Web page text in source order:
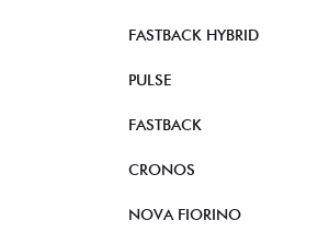
FASTBACK HYBRID
PULSE
FASTBACK
CRONOS
NOVA FIORINO